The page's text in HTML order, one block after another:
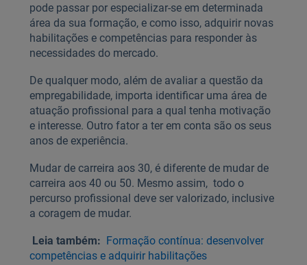
pode passar por especializar-se em determinada
área da sua formação, e como isso, adquirir novas
habilitações e competências para responder às
necessidades do mercado.
De qualquer modo, além de avaliar a questão da
empregabilidade, importa identificar uma área de
atuação profissional para a qual tenha motivação
e interesse. Outro fator a ter em conta são os seus
anos de experiência.
Mudar de carreira aos 30, é diferente de mudar de
carreira aos 40 ou 50. Mesmo assim, todo o
percurso profissional deve ser valorizado, inclusive
a coragem de mudar.
Leia também: Formação contínua: desenvolver
competências e adquirir habilitações